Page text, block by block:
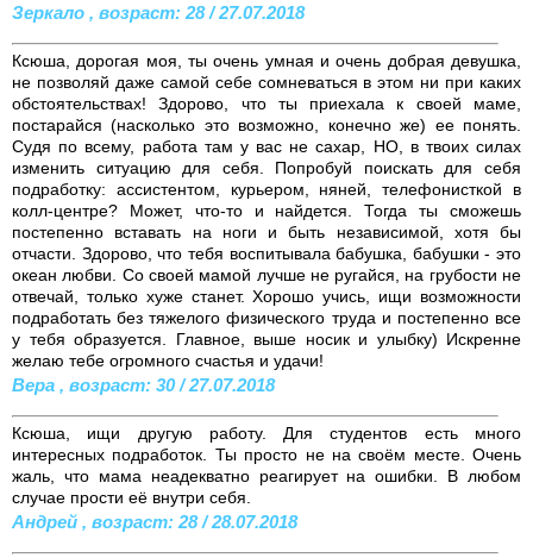
Зеркало , возраст: 28 / 27.07.2018
Ксюша, дорогая моя, ты очень умная и очень добрая девушка,
не позволяй даже самой себе сомневаться в этом ни при каких
обстоятельствах! Здорово, что ты приехала к своей маме,
постарайся (насколько это возможно, конечно же) ее понять.
Судя по всему, работа там у вас не сахар, НО, в твоих силах
изменить ситуацию для себя. Попробуй поискать для себя
подработку: ассистентом, курьером, няней, телефонисткой в
колл-центре? Может, что-то и найдется. Тогда ты сможешь
постепенно вставать на ноги и быть независимой, хотя бы
отчасти. Здорово, что тебя воспитывала бабушка, бабушки - это
океан любви. Со своей мамой лучше не ругайся, на грубости не
отвечай, только хуже станет. Хорошо учись, ищи возможности
подработать без тяжелого физического труда и постепенно все
у тебя образуется. Главное, выше носик и улыбку) Искренне
желаю тебе огромного счастья и удачи!
Вера , возраст: 30 / 27.07.2018
Ксюша, ищи другую работу. Для студентов есть много
интересных подработок. Ты просто не на своём месте. Очень
жаль, что мама неадекватно реагирует на ошибки. В любом
случае прости её внутри себя.
Андрей , возраст: 28 / 28.07.2018